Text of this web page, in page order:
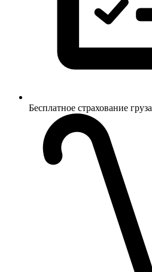
Бесплатное страхование груза